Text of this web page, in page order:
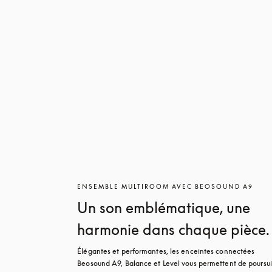
ENSEMBLE MULTIROOM AVEC BEOSOUND A9
Un son emblématique, une
harmonie dans chaque pièce.
Élégantes et performantes, les enceintes connectées
Beosound A9, Balance et Level vous permettent de